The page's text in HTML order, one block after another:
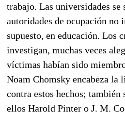
trabajo. Las universidades se
autoridades de ocupación no
supuesto, en educación. Los
investigan, muchas veces
víctimas habían sido
Noam Chomsky encabeza la
contra estos hechos; también
ellos Harold Pinter o J. M.